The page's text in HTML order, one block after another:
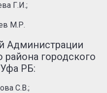
Г.И.;
М.Р.
Администрации
городского
Уфа РБ:
С.В.;